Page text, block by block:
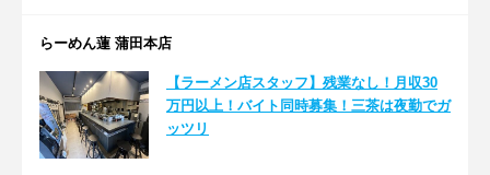
らーめん蓮 蒲田本店
【ラーメン店スタッフ】残業なし！月収30
万円以上！バイト同時募集！三茶は夜勤でガ
ッツリ